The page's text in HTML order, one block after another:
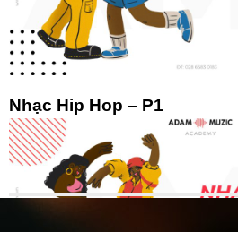
Nhạc Hip Hop – P1